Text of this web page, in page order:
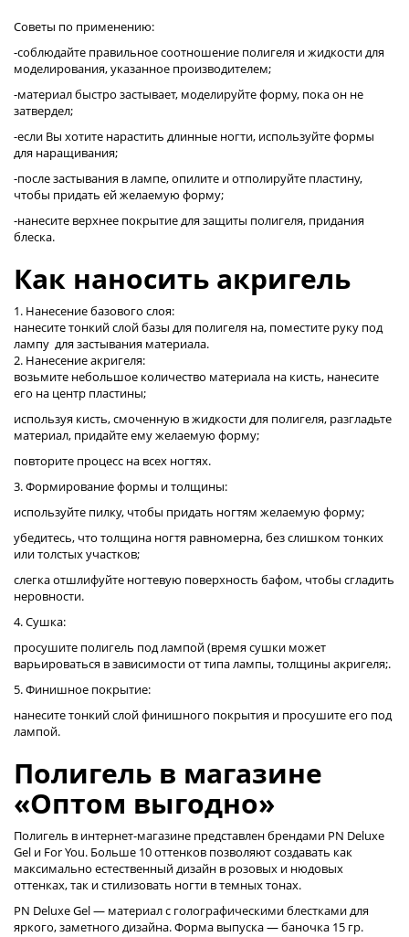
Советы по применению:
-соблюдайте правильное соотношение полигеля и жидкости для
моделирования, указанное производителем;
-материал быстро застывает, моделируйте форму, пока он не
затвердел;
-если Вы хотите нарастить длинные ногти, используйте формы
для наращивания;
-после застывания в лампе, опилите и отполируйте пластину,
чтобы придать ей желаемую форму;
-нанесите верхнее покрытие для защиты полигеля, придания
блеска.
Как наносить акригель
1. Нанесение базового слоя:
нанесите тонкий слой базы для полигеля на, поместите руку под
лампу для застывания материала.
2. Нанесение акригеля:
возьмите небольшое количество материала на кисть, нанесите
его на центр пластины;
используя кисть, смоченную в жидкости для полигеля, разгладьте
материал, придайте ему желаемую форму;
повторите процесс на всех ногтях.
3. Формирование формы и толщины:
используйте пилку, чтобы придать ногтям желаемую форму;
убедитесь, что толщина ногтя равномерна, без слишком тонких
или толстых участков;
слегка отшлифуйте ногтевую поверхность бафом, чтобы сгладить
неровности.
4. Сушка:
просушите полигель под лампой (время сушки может
варьироваться в зависимости от типа лампы, толщины акригеля;.
5. Финишное покрытие:
нанесите тонкий слой финишного покрытия и просушите его под
лампой.
Полигель в магазине
«Оптом выгодно»
Полигель в интернет-магазине представлен брендами PN Deluxe
Gel и For You. Больше 10 оттенков позволяют создавать как
максимально естественный дизайн в розовых и нюдовых
оттенках, так и стилизовать ногти в темных тонах.
PN Deluxe Gel — материал с голографическими блестками для
яркого, заметного дизайна. Форма выпуска — баночка 15 гр.